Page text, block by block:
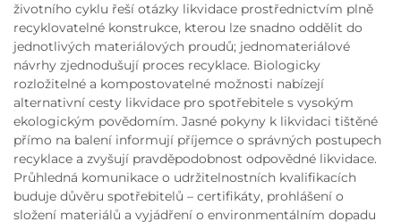
životního cyklu řeší otázky likvidace prostřednictvím plně
recyklovatelné konstrukce, kterou lze snadno oddělit do
jednotlivých materiálových proudů; jednomateriálové
návrhy zjednodušují proces recyklace. Biologicky
rozložitelné a kompostovatelné možnosti nabízejí
alternativní cesty likvidace pro spotřebitele s vysokým
ekologickým povědomím. Jasné pokyny k likvidaci tištěné
přímo na balení informují příjemce o správných postupech
recyklace a zvyšují pravděpodobnost odpovědné likvidace.
Průhledná komunikace o udržitelnostních kvalifikacích
buduje důvěru spotřebitelů – certifikáty, prohlášení o
složení materiálů a vyjádření o environmentálním dopadu